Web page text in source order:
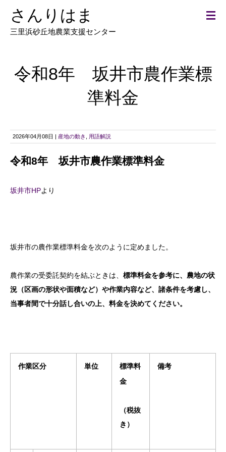
さんりはま
三里浜砂丘地農業支援センター
令和8年 坂井市農作業標
準料金
2026年04月08日 | 産地の動き 用語解説
令和8年 坂井市農作業標準料金
坂井市HPより
坂井市の農作業標準料金を次のように定めました。
農作業の受委託契約を結ぶときは、 標準料金を参考に、農地の状
況（区画の形状や面積など）や作業内容など、諸条件を考慮し、
当事者間で十分話し合いの上、料金を決めてください。
作業区分 単位
標準料
金
（税抜
き）
備考